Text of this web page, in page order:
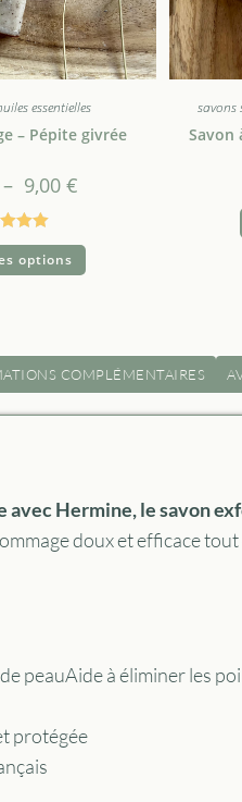
essentielles
– Pépite givrée
– 9,00 €
5.00
5
options
savons
Savon
COMPLÉMENTAIRES
Hermine, le savon
doux et efficace
peauAide à éliminer les
protégée